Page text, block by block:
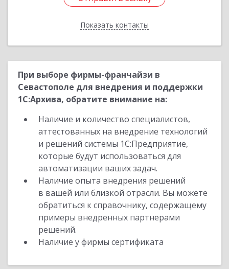
Показать контакты
Назад
При выборе фирмы-франчайзи в
Севастополе для внедрения и поддержки
1С:Архива, обратите внимание на:
Наличие и количество специалистов,
аттестованных на внедрение технологий
и решений системы 1С:Предприятие,
которые будут использоваться для
автоматизации ваших задач.
Наличие опыта внедрения решений
в вашей или близкой отрасли. Вы можете
обратиться к справочнику, содержащему
примеры внедренных партнерами
решений.
Наличие у фирмы сертификата